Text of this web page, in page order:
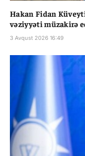
Hakan Fidan
vəziyyəti müzakirə
3 Avqust 2026 16:49